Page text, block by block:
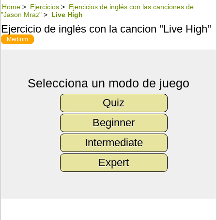
Home > Ejercicios > Ejercicios de inglés con las canciones de
"Jason Mraz" > Live High
Ejercicio de inglés con la cancion "Live High"
Medium
Selecciona un modo de juego
Quiz
Beginner
Intermediate
Expert